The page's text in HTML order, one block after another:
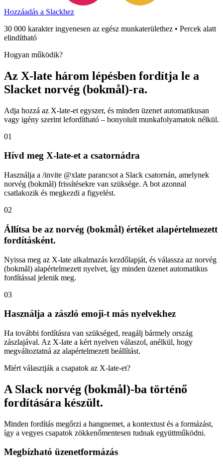
Hozzáadás a Slackhez
30 000 karakter ingyenesen az egész munkaterülethez • Percek alatt
elindítható
Hogyan működik?
Az X-late három lépésben fordítja le a
Slacket norvég (bokmål)-ra.
Adja hozzá az X-late-et egyszer, és minden üzenet automatikusan
vagy igény szerint lefordítható – bonyolult munkafolyamatok nélkül.
01
Hívd meg X-late-et a csatornádra
Használja a /invite @xlate parancsot a Slack csatornán, amelynek
norvég (bokmål) frissítésekre van szüksége. A bot azonnal
csatlakozik és megkezdi a figyelést.
02
Állítsa be az norvég (bokmål) értéket alapértelmezett
fordításként.
Nyissa meg az X-late alkalmazás kezdőlapját, és válassza az norvég
(bokmål) alapértelmezett nyelvet, így minden üzenet automatikus
fordítással jelenik meg.
03
Használja a zászló emoji-t más nyelvekhez
Ha további fordításra van szükséged, reagálj bármely ország
zászlajával. Az X-late a kért nyelven válaszol, anélkül, hogy
megváltoztatná az alapértelmezett beállítást.
Miért választják a csapatok az X-late-et?
A Slack norvég (bokmål)-ba történő
fordítására készült.
Minden fordítás megőrzi a hangnemet, a kontextust és a formázást,
így a vegyes csapatok zökkenőmentesen tudnak együttműködni.
Megbízható üzenetformázás